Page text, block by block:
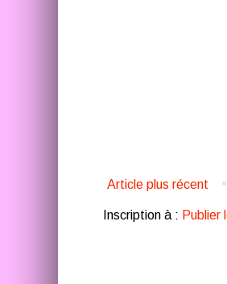
Article plus récent
Inscription à : Publier